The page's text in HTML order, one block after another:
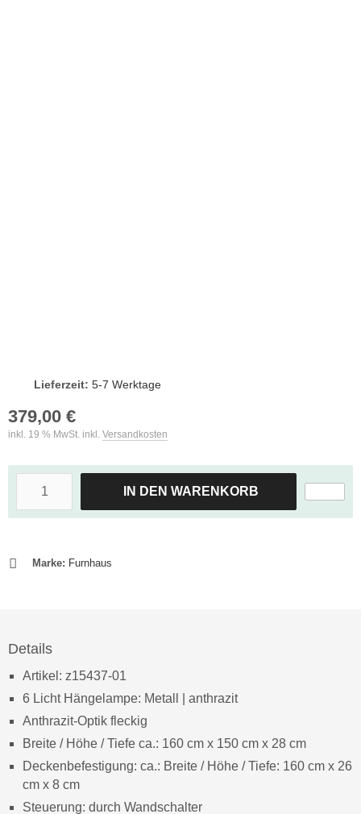
Lieferzeit: 5-7 Werktage
379,00 €
inkl. 19 % MwSt. inkl. Versandkosten
IN DEN WARENKORB
Marke: Furnhaus
Details
Artikel: z15437-01
6 Licht Hängelampe: Metall | anthrazit
Anthrazit-Optik fleckig
Breite / Höhe / Tiefe ca.: 160 cm x 150 cm x 28 cm
Deckenbefestigung: ca.: Breite / Höhe / Tiefe: 160 cm x 26
cm x 8 cm
Steuerung: durch Wandschalter